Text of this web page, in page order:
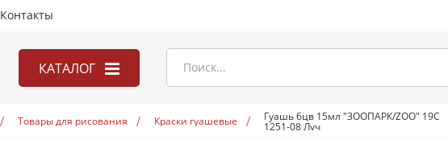
Контакты
КАТАЛОГ
Товары для рисования Краски гуашевые Гуашь 6цв 15мл "ЗООПАРК/ZOO" 19С
1251-08 Луч